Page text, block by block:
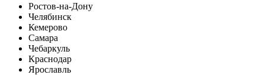
Ростов-на-Дону
Челябинск
Кемерово
Самара
Чебаркуль
Краснодар
Ярославль